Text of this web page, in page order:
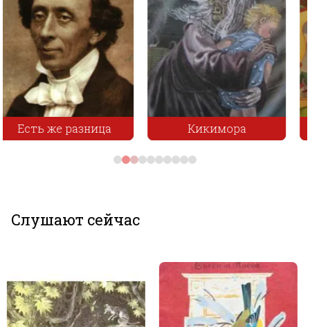
Кикимора Илья Муромец и змей
Слушают сейчас